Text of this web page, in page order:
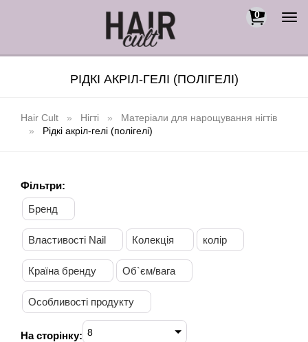
0
РІДКІ АКРІЛ-ГЕЛІ (ПОЛІГЕЛІ)
Hair Cult Нігті
Матеріали для нарощування нігтів
Рідкі акріл-гелі (полігелі)
Фільтри:
Бренд
Властивості Nail Колекція колір
Країна бренду Об`єм/вага
Особливості продукту
На сторінку: 8